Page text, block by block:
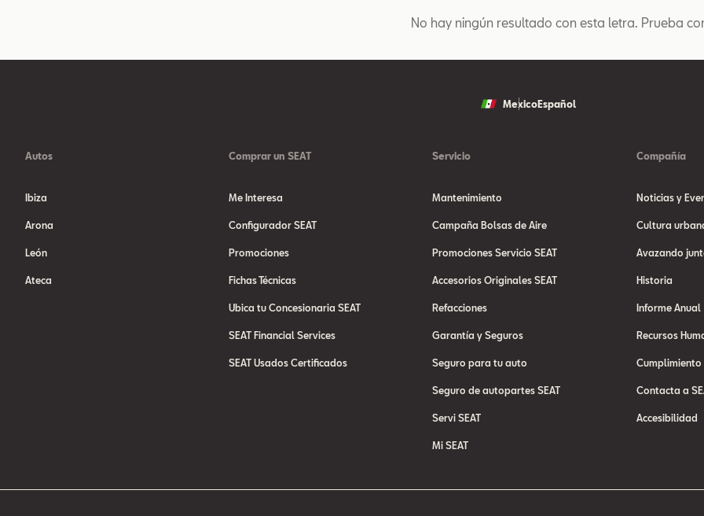
No hay ningún resultado con esta letra. Prueba
MexicoEspañol
Autos
Ibiza
Arona
León
Ateca
Comprar un SEAT
Me Interesa
Configurador SEAT
Promociones
Fichas Técnicas
Ubica tu Concesionaria SEAT
SEAT Financial Services
SEAT Usados Certificados
Servicio
Mantenimiento
Campaña Bolsas de Aire
Promociones Servicio SEAT
Accesorios Originales SEAT
Refacciones
Garantía y Seguros
Seguro para tu auto
Seguro de autopartes SEAT
Servi SEAT
Mi SEAT
Compañía
Noticias y
Cultura
Avazando
Historia
Informe Anual
Recursos
Cumplimiento
Contacta a
Accesibilidad